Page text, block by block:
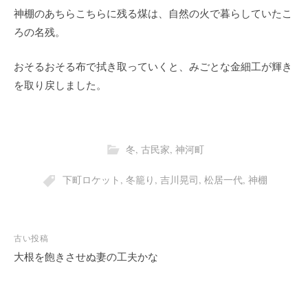
神棚のあちらこちらに残る煤は、自然の火で暮らしていたこ
ろの名残。
おそるおそる布で拭き取っていくと、みごとな金細工が輝き
を取り戻しました。
冬, 古民家, 神河町
下町ロケット , 冬籠り , 吉川晃司, 松居一代, 神棚
投
稿
古い投稿
大根を飽きさせぬ妻の工夫かな